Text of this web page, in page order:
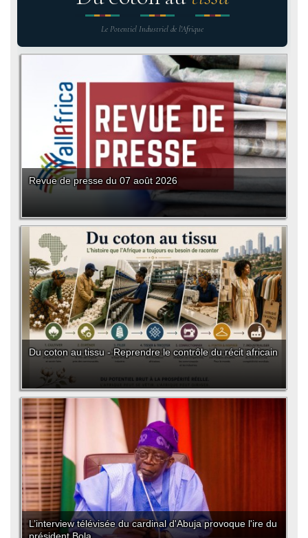
Le Potentiel Industriel de l'Afrique
Revue de presse du 07 août 2026
Du coton au tissu - Reprendre le contrôle du récit africain
L’interview télévisée du cardinal d'Abuja provoque l'ire du